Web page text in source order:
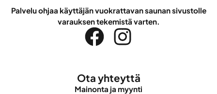
Palvelu ohjaa käyttäjän vuokrattavan saunan sivustolle
varauksen tekemistä varten.
Ota yhteyttä
Mainonta ja myynti